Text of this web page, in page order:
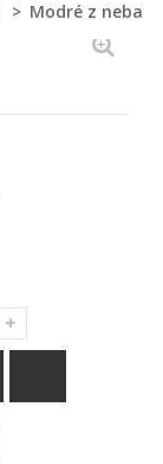
> Modré z neba